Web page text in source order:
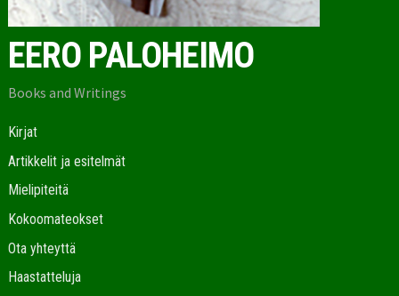
EERO PALOHEIMO
Books and Writings
Kirjat
Artikkelit ja esitelmät
Mielipiteitä
Kokoomateokset
Ota yhteyttä
Haastatteluja